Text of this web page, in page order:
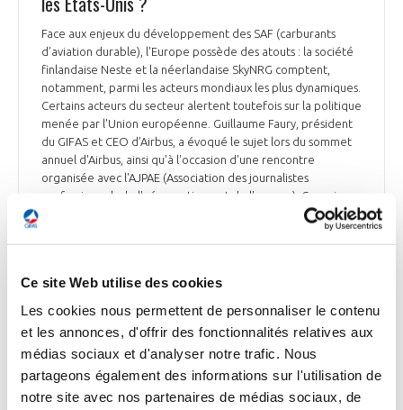
Ce site Web utilise des cookies
Les cookies nous permettent de personnaliser le contenu
et les annonces, d'offrir des fonctionnalités relatives aux
médias sociaux et d'analyser notre trafic. Nous
partageons également des informations sur l'utilisation de
notre site avec nos partenaires de médias sociaux, de
Face aux enjeux du développement des SAF (carburants
d’aviation durable), l'Europe possède des atouts : la société
finlandaise Neste et la néerlandaise SkyNRG comptent,
notamment, parmi les acteurs mondiaux les plus dynamiques.
Certains acteurs du secteur alertent toutefois sur la politique
menée par l'Union européenne. Guillaume Faury, président
du GIFAS et CEO d’Airbus, a évoqué le sujet lors du sommet
annuel d'Airbus, ainsi qu'à l'occasion d'une rencontre
organisée avec l'AJPAE (Association des journalistes
professionnels de l'aéronautique et de l'espace). Convaincu
du caractère essentiel des SAF, il salue l'Europe et la France «
en termes de volonté industrielle et de vision », mais se
précisément au sein de l'initiative dédiée RefuelEU Aviation,
en cours de finalisation au Parlement européen. Il note que
les façons dont l'Union européenne et les Etats-Unis se
positionnent « sur le très gros enjeu énergétique derrière
cette transformation ne sont pas du tout les mêmes »,
faisant l’éloge de la politique incitative de Washington, avec
« l'accélération extrêmement forte des subventions et des